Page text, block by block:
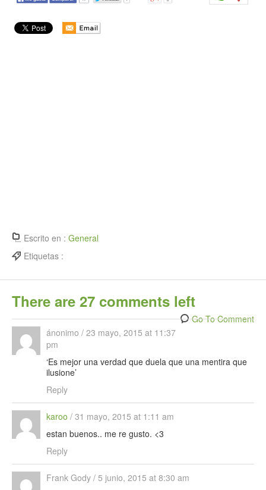
Escrito en : General
Etiquetas :
There are 27 comments left
Go To Comment
ánonimo / 23 mayo, 2015 at 11:37
pm
‘Es mejor una verdad que duela que una mentira que
ilusione’
Reply
karoo / 31 mayo, 2015 at 1:11 am
estan buenos.. me re gusto. <3
Reply
Frank Gody / 5 junio, 2015 at 8:30 am